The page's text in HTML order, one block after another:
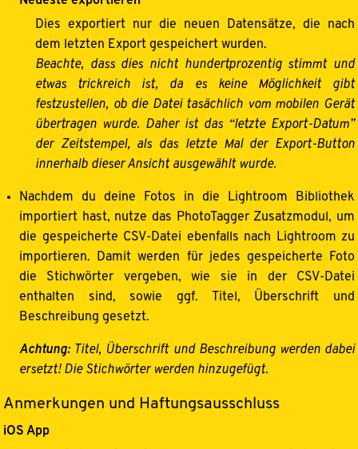
Dies exportiert nur die neuen Datensätze, die nach
dem letzten Export gespeichert wurden.
Beachte, dass dies nicht hundertprozentig stimmt und
etwas trickreich ist, da es keine Möglichkeit gibt
festzustellen, ob die Datei tasächlich vom mobilen Gerät
übertragen wurde. Daher ist das “letzte Export-Datum”
der Zeitstempel, als das letzte Mal der Export-Button
innerhalb dieser Ansicht ausgewählt wurde.
Nachdem du deine Fotos in die Lightroom Bibliothek
importiert hast, nutze das PhotoTagger Zusatzmodul, um
die gespeicherte CSV-Datei ebenfalls nach Lightroom zu
importieren. Damit werden für jedes gespeicherte Foto
die Stichwörter vergeben, wie sie in der CSV-Datei
enthalten sind, sowie ggf. Titel, Überschrift und
Beschreibung gesetzt.
Achtung: Titel, Überschrift und Beschreibung werden dabei
ersetzt! Die Stichwörter werden hinzugefügt.
Anmerkungen und Haftungsausschluss
iOS App